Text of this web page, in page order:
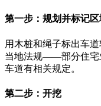
第一步：规划并标记区
用木桩和绳子标出车
当地法规——部分住宅
车道有相关规定。
第二步：开挖